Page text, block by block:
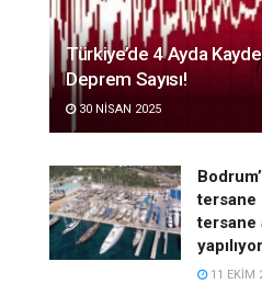
Türkiye’de 4 Ayda
Deprem Sayısı!
30 NISAN 2025
tersane
tersane
11 EKIM